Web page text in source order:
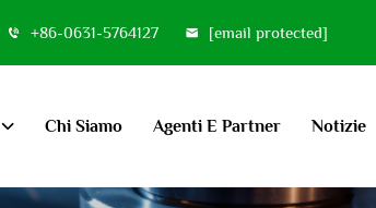
+86-0631-5764127 [email protected]
Chi Siamo Agenti E Partner Notizie